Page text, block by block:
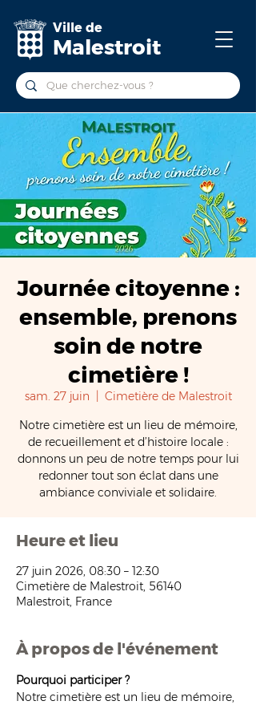
Ville de
Malestroit
Journée citoyenne :
ensemble, prenons
soin de notre
cimetière !
sam. 27 juin
Cimetière de Malestroit
Notre cimetière est un lieu de mémoire,
de recueillement et d’histoire locale :
donnons un peu de notre temps pour lui
redonner tout son éclat dans une
ambiance conviviale et solidaire.
Heure et lieu
27 juin 2026, 08:30 – 12:30
Cimetière de Malestroit, 56140
Malestroit, France
À propos de l'événement
Pourquoi participer ?
Notre cimetière est un lieu de mémoire,